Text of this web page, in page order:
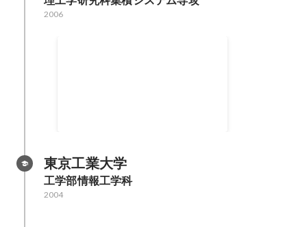
2006
東京工業大学
工学部情報工学科
2004